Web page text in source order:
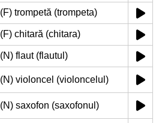
(F) trompetă (trompeta)
(F) chitară (chitara)
(N) flaut (flautul)
(N) violoncel (violoncelul)
(N) saxofon (saxofonul)